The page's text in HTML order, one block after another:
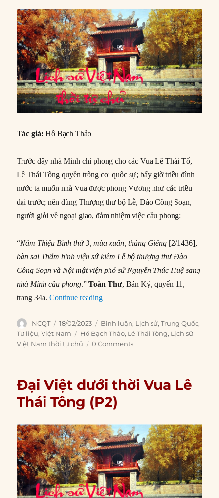
Tác giả: Hồ Bạch Thảo
Trước đây nhà Minh chỉ phong cho các Vua Lê Thái Tổ,
Lê Thái Tông quyền trông coi quốc sự; bấy giờ triều đình
nước ta muốn nhà Vua được phong Vương như các triều
đại trước; nên dùng Thượng thư bộ Lễ, Đào Công Soạn,
người giỏi về ngoại giao, đảm nhiệm việc cầu phong:
“Năm Thiệu Bình thứ 3, mùa xuân, tháng Giêng [2/1436],
bàn sai Thẩm hình viện sứ kiêm Lễ bộ thượng thư Đào
Công Soạn và Nội mật viện phó sứ Nguyễn Thúc Huệ sang
nhà Minh cầu phong.” Toàn Thư, Bản Kỷ, quyển 11,
trang 34a.Continue reading“Đại Việt dưới thời vua Lê Thái
Author
NCQT
Posted
on
18/02/2023 Categories
Bình luận, Lịch sử,Trung Quốc,
Tư liệu,Việt Nam Tags
Hồ Bạch Thảo, Lê Thái Tông, Lịch sử
Việt Nam thời tự chủ
0 Comments
Đại Việt dưới thời Vua Lê
Thái Tông (P2)